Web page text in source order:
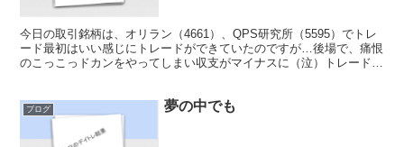
今日の取引銘柄は、オリラン（4661）、QPS研究所（5595）でトレ
ード最初はいい感じにトレードができていたのですが…後場で、痛恨
のこっこっドカンをやってしまい収支がマイナスに（泣）トレードす
ブログ 夢の中でも